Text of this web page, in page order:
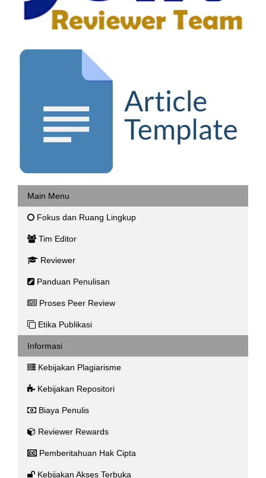
Main Menu
Fokus dan Ruang Lingkup
Tim Editor
Reviewer
Panduan Penulisan
Proses Peer Review
Etika Publikasi
Informasi
Kebijakan Plagiarisme
Kebijakan Repositori
Biaya Penulis
Reviewer Rewards
Pemberitahuan Hak Cipta
Kebijakan Akses Terbuka